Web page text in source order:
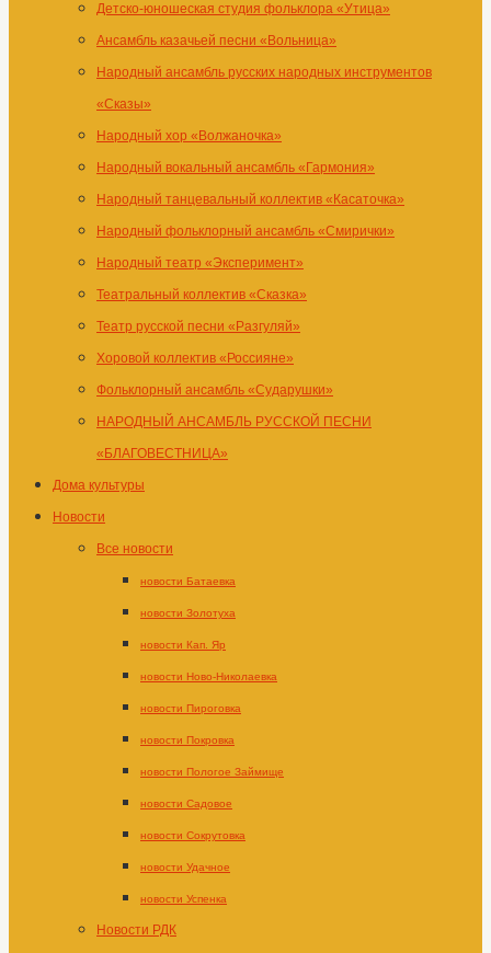
Детско-юношеская студия фольклора «Утица»
Ансамбль казачьей песни «Вольница»
Народный ансамбль русских народных инструментов
«Сказы»
Народный хор «Волжаночка»
Народный вокальный ансамбль «Гармония»
Народный танцевальный коллектив «Касаточка»
Народный фольклорный ансамбль «Смирички»
Народный театр «Эксперимент»
Театральный коллектив «Сказка»
Театр русской песни «Разгуляй»
Хоровой коллектив «Россияне»
Фольклорный ансамбль «Сударушки»
НАРОДНЫЙ АНСАМБЛЬ РУССКОЙ ПЕСНИ
«БЛАГОВЕСТНИЦА»
Дома культуры
Новости
Все новости
новости Батаевка
новости Золотуха
новости Кап. Яр
новости Ново-Николаевка
новости Пироговка
новости Покровка
новости Пологое Займище
новости Садовое
новости Сокрутовка
новости Удачное
новости Успенка
Новости РДК